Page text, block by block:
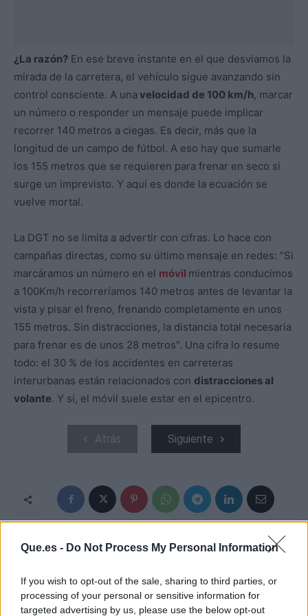
Que.es - Do Not Process My Personal Information
If you wish to opt-out of the sale, sharing to third parties, or
processing of your personal or sensitive information for
targeted advertising by us, please use the below opt-out
¿La razón? En ese breve instante en el que desviamos la
mirada de la carretera, el vehículo sigue avanzando sin
control consciente. A una velocidad de 100 km/h, marcar
un número o responder un mensaje puede implicar
recorrer 140 metros a ciegas. Es decir, más que la
longitud de un campo de fútbol. A eso hay que sumarle
los 155 metros que se requieren para frenar en seco si
surge un imprevisto. Y aquí es donde la ecuación se
vuelve mortal.
La DGT no se limita a advertir con cifras. Lo hace con
campañas directas, como su último mensaje en redes: “Si
marcáramos un número en el móvil mientras conducimos
a 100Km/h recorreríamos 140 metros antes de levantar la
vista y pisar el freno, frenando completamente en unos
155 metros. Sin distracciones, la distancia total necesaria
para frenar es de unos 28 metros”. Una cifra lo resume
todo: el 30 % de los accidentes en carreteras
interurbanas están relacionados con distracciones al
volante. Y sí, el móvil suele estar en el epicentro.
Atrás Siguiente
ARTÍCULO ANTERIOR
MIERDA»: LA DEFENSA
DE LOS CREADORES DE
‘THE LAST OF US’
ARTÍCULO SIGUIENTE
REGRESÓ EN UN
ESTADO
CUESTIONABLE A LA